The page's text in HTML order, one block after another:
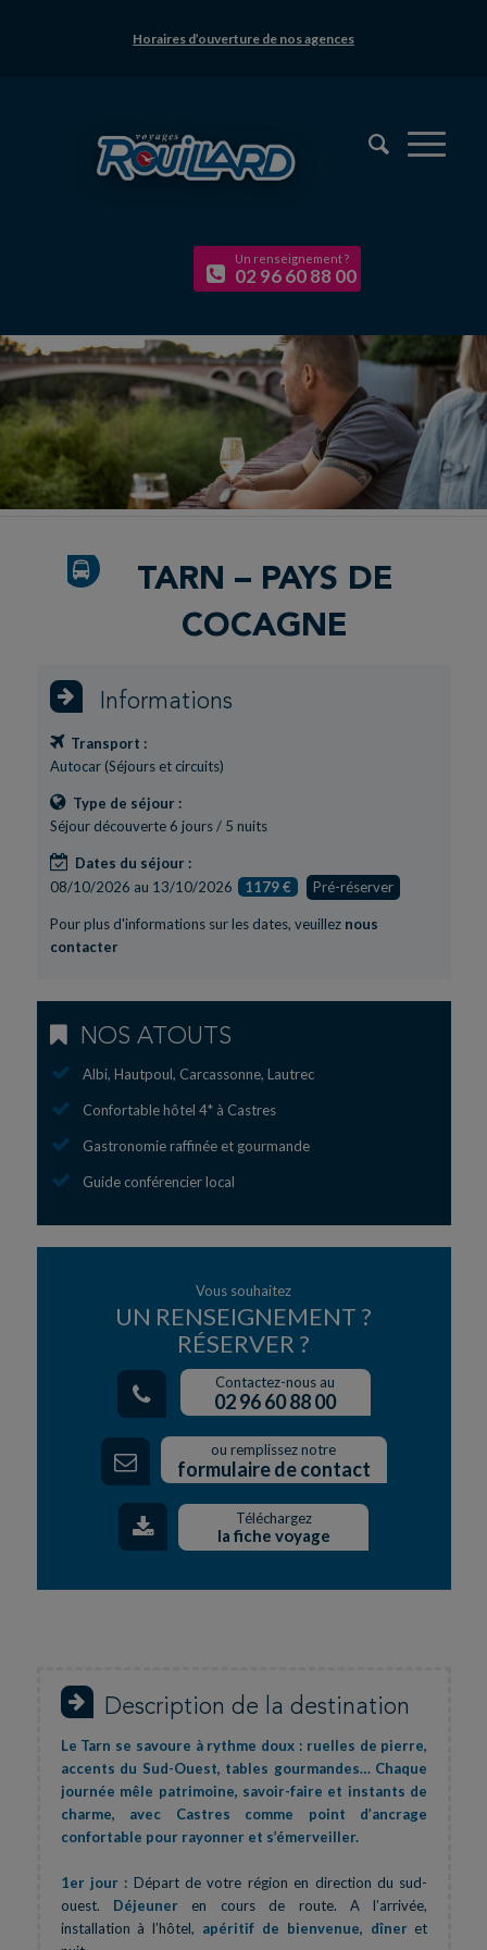
Horaires d’ouverture de nos agences
Un renseignement ?
02 96 60 88 00
TARN – PAYS DE
COCAGNE
Informations
Transport :
Autocar (Séjours et circuits)
Type de séjour :
Séjour découverte 6 jours / 5 nuits
Dates du séjour :
08/10/2026 au 13/10/2026
1179 € Pré-réserver
Pour plus d'informations sur les dates, veuillez nous
contacter
NOS ATOUTS
Albi, Hautpoul, Carcassonne, Lautrec
Confortable hôtel 4* à Castres
Gastronomie raffinée et gourmande
Guide conférencier local
Vous souhaitez
UN RENSEIGNEMENT ?
RÉSERVER ?
Contactez-nous au
02 96 60 88 00
ou remplissez notre
formulaire de contact
Téléchargez
la fiche voyage
Description de la destination
Le Tarn se savoure à rythme doux : ruelles de pierre,
accents du Sud-Ouest, tables gourmandes… Chaque
journée mêle patrimoine, savoir-faire et instants de
charme, avec Castres comme point d’ancrage
confortable pour rayonner et s’émerveiller.
1er jour : Départ de votre région en direction du sud-
ouest. Déjeuner en cours de route. A l’arrivée,
installation à l’hôtel, apéritif de bienvenue, dîneret